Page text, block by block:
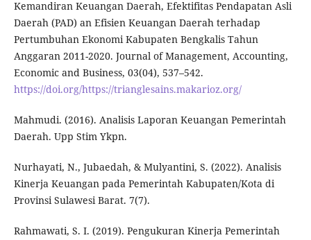
Kemandiran Keuangan Daerah, Efektifitas Pendapatan Asli
Daerah (PAD) an Efisien Keuangan Daerah terhadap
Pertumbuhan Ekonomi Kabupaten Bengkalis Tahun
Anggaran 2011-2020. Journal of Management, Accounting,
Economic and Business, 03(04), 537–542.
https://doi.org/https://trianglesains.makarioz.org/
Mahmudi. (2016). Analisis Laporan Keuangan Pemerintah
Daerah. Upp Stim Ykpn.
Nurhayati, N., Jubaedah, & Mulyantini, S. (2022). Analisis
Kinerja Keuangan pada Pemerintah Kabupaten/Kota di
Provinsi Sulawesi Barat. 7(7).
Rahmawati, S. I. (2019). Pengukuran Kinerja Pemerintah